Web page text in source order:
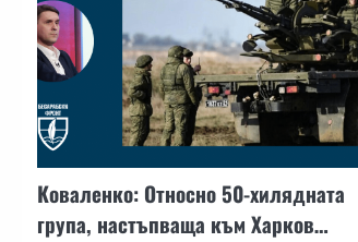
Коваленко: Относно 50-хилядната
група, настъпваща към Харков…